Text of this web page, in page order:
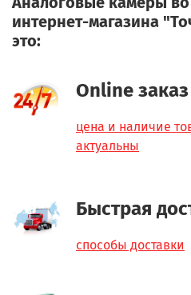
интернет-магазина
это:
Online
цена и наличие
актуальны
Быстрая
способы доставки